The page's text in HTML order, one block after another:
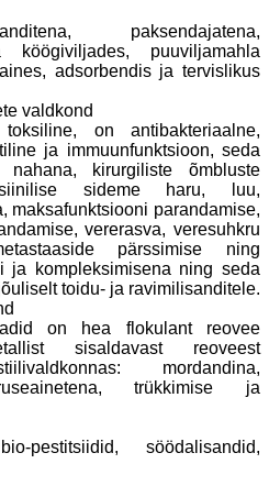
paksendajatena,
puuviljamahla
adsorbendis ja tervislikus
valdkond
on antibakteriaalne,
ja immuunfunktsioon, seda
kirurgiliste õmbluste
sideme haru, luu,
maksafunktsiooni parandamise,
vererasva, veresuhkru
pärssimise ning
ja kompleksimisena ning seda
toidu- ja ravimilisanditele.
on hea flokulant reovee
sisaldavast reoveest
mordandina,
trükkimise ja
pestitsiidid, söödalisandid,